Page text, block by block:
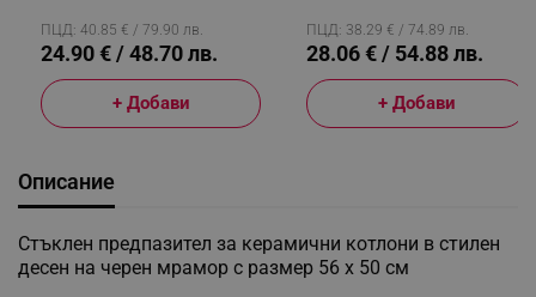
ПЦД: 40.85 € / 79.90 лв.
24.90 € / 48.70 лв.
+ Добави
ПЦД: 38.29 € / 74.89 лв.
28.06 € / 54.88 лв.
+ Добави
Описание
Стъклен предпазител за керамични котлони в стилен
десен на черен мрамор с размер 56 х 50 см